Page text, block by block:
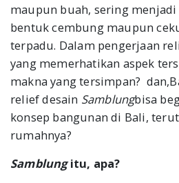
maupun buah, sering
bentuk cembung maupun
terpadu. Dalam pengerjaan
yang memerhatikan aspek
makna yang tersimpan?
relief desain Samblungbisa
konsep bangunan di Bali,
rumahnya?
Samblungitu, apa?